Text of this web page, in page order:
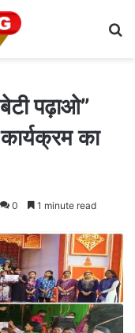
पढ़ाओ”
का
0 1 minute read